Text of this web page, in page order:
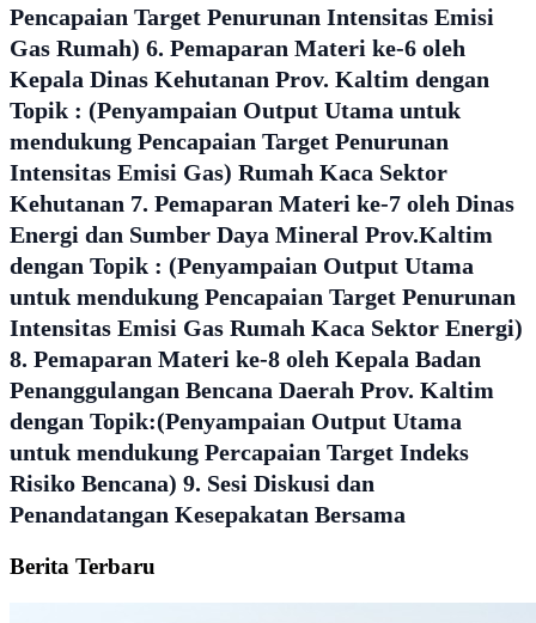
Pencapaian Target Penurunan Intensitas Emisi
Gas Rumah) 6. Pemaparan Materi ke-6 oleh
Kepala Dinas Kehutanan Prov. Kaltim dengan
Topik : (Penyampaian Output Utama untuk
mendukung Pencapaian Target Penurunan
Intensitas Emisi Gas) Rumah Kaca Sektor
Kehutanan 7. Pemaparan Materi ke-7 oleh Dinas
Energi dan Sumber Daya Mineral Prov.Kaltim
dengan Topik : (Penyampaian Output Utama
untuk mendukung Pencapaian Target Penurunan
Intensitas Emisi Gas Rumah Kaca Sektor Energi)
8. Pemaparan Materi ke-8 oleh Kepala Badan
Penanggulangan Bencana Daerah Prov. Kaltim
dengan Topik:(Penyampaian Output Utama
untuk mendukung Percapaian Target Indeks
Risiko Bencana) 9. Sesi Diskusi dan
Penandatangan Kesepakatan Bersama
Berita Terbaru